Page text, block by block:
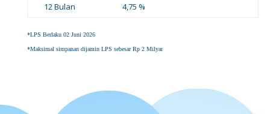
12 Bulan
4,75 %
*LPS Berlaku 02 Juni 2026
*Maksimal simpanan dijamin LPS sebesar Rp 2 Milyar